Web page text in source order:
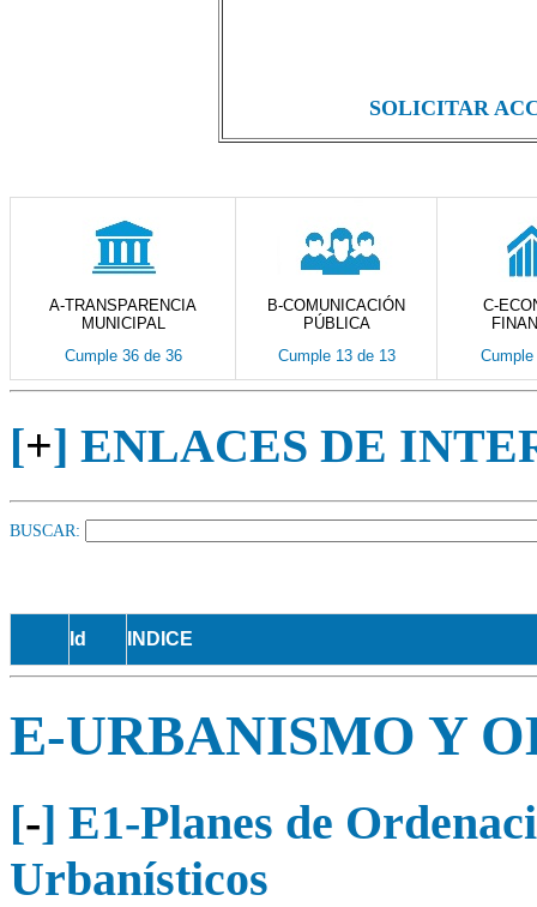
SOLICITAR
A-TRANSPARENCIA
MUNICIPAL
Cumple 36 de 36
B-COMUNICACIÓN
PÚBLICA
Cumple 13 de 13
C-
[+] ENLACES DE
BUSCAR:
Id INDICE
E-URBANISMO Y
[-] E1-Planes de
Urbanísticos